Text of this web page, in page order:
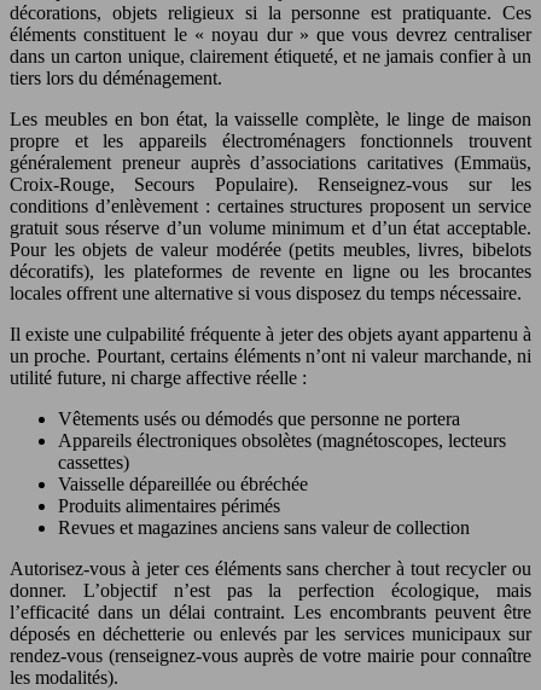
décorations, objets religieux si la personne est pratiquante. Ces
éléments constituent le « noyau dur » que vous devrez centraliser
dans un carton unique, clairement étiqueté, et ne jamais confier à un
tiers lors du déménagement.
Les meubles en bon état, la vaisselle complète, le linge de maison
propre et les appareils électroménagers fonctionnels trouvent
généralement preneur auprès d’associations caritatives (Emmaüs,
Croix-Rouge, Secours Populaire). Renseignez-vous sur les
conditions d’enlèvement : certaines structures proposent un service
gratuit sous réserve d’un volume minimum et d’un état acceptable.
Pour les objets de valeur modérée (petits meubles, livres, bibelots
décoratifs), les plateformes de revente en ligne ou les brocantes
locales offrent une alternative si vous disposez du temps nécessaire.
Il existe une culpabilité fréquente à jeter des objets ayant appartenu à
un proche. Pourtant, certains éléments n’ont ni valeur marchande, ni
utilité future, ni charge affective réelle :
Vêtements usés ou démodés que personne ne portera
Appareils électroniques obsolètes (magnétoscopes, lecteurs
cassettes)
Vaisselle dépareillée ou ébréchée
Produits alimentaires périmés
Revues et magazines anciens sans valeur de collection
Autorisez-vous à jeter ces éléments sans chercher à tout recycler ou
donner. L’objectif n’est pas la perfection écologique, mais
l’efficacité dans un délai contraint. Les encombrants peuvent être
déposés en déchetterie ou enlevés par les services municipaux sur
rendez-vous (renseignez-vous auprès de votre mairie pour connaître
les modalités).